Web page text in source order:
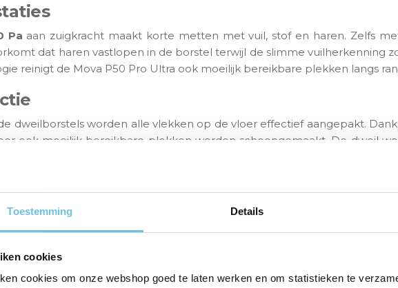
Toestemming Details
cookies
cookies om onze webshop goed te laten werken en om statistieken te
Pa aan zuigkracht maakt korte metten met vuil, stof en haren. Zelfs
dat haren vastlopen in de borstel terwijl de slimme vuilherkenning
reinigt de Mova P50 Pro Ultra ook moeilijk bereikbare plekken langs
dweilborstels worden alle vlekken op de vloer effectief aangepakt.
ook moeilijk bereikbare plekken worden schoongemaakt. De dweil
de robot automatisch de waterafgifte aanpassen voor een optimale
extra gemak én hygiëne. De Mova P50 Pro Ultra leegt zichzelf, reinigt
warme lucht. Dit gaat de groei van bacteriën effectief tegen en
van de stofzak zorgen ervoor dat je weinig omkijken meer hebt naar